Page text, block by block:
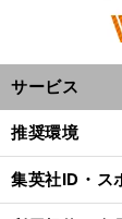
サービス
推奨環境
集英社ID・ス